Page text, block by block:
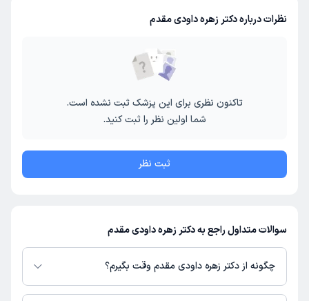
نظرات درباره دکتر زهره داودی مقدم
تاکنون نظری برای این پزشک ثبت نشده است.
شما اولین نظر را ثبت کنید.
ثبت نظر
سوالات متداول راجع به دکتر زهره داودی مقدم
چگونه از دکتر زهره داودی مقدم وقت بگیرم؟
در صورتی کهدکتر زهره داودی مقدمدارای پروفایل فعال و نوبت‌دهی باز در